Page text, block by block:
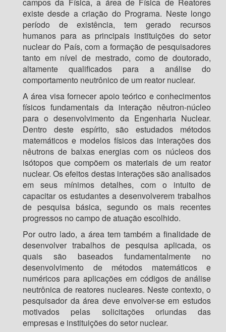
existe desde a criação do Programa. Neste longo
período de existência, tem gerado recursos
humanos para as principais instituições do setor
nuclear do País, com a formação de pesquisadores
tanto em nível de mestrado, como de doutorado,
altamente qualificados para a análise do
comportamento neutrônico de um reator nuclear.
A área visa fornecer apoio teórico e conhecimentos
físicos fundamentais da interação nêutron-núcleo
para o desenvolvimento da Engenharia Nuclear.
Dentro deste espírito, são estudados métodos
matemáticos e modelos físicos das interações dos
nêutrons de baixas energias com os núcleos dos
isótopos que compõem os materiais de um reator
nuclear. Os efeitos destas interações são analisados
em seus mínimos detalhes, com o intuito de
capacitar os estudantes a desenvolverem trabalhos
de pesquisa básica, segundo os mais recentes
progressos no campo de atuação escolhido.
Por outro lado, a área tem também a finalidade de
desenvolver trabalhos de pesquisa aplicada, os
quais são baseados fundamentalmente no
desenvolvimento de métodos matemáticos e
numéricos para aplicações em códigos de análise
neutrônica de reatores nucleares. Neste contexto, o
pesquisador da área deve envolver-se em estudos
motivados pelas solicitações oriundas das
empresas e instituições do setor nuclear.